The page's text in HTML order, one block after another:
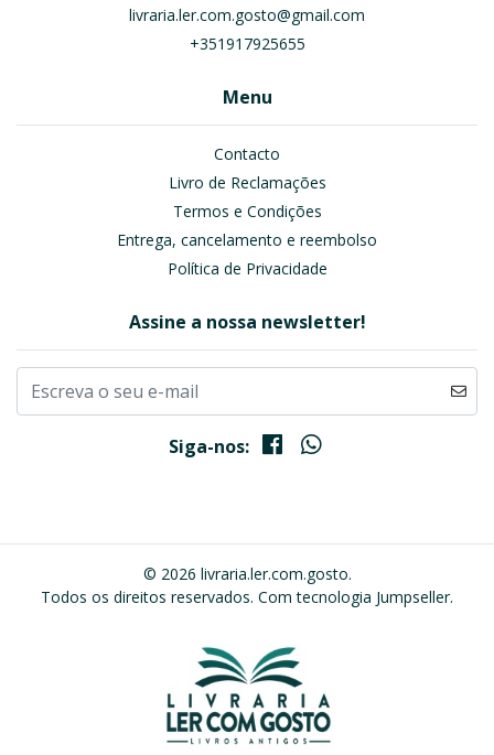
livraria.ler.com.gosto@gmail.com
+351917925655
Menu
Contacto
Livro de Reclamações
Termos e Condições
Entrega, cancelamento e reembolso
Política de Privacidade
Assine a nossa newsletter!
Siga-nos:
© 2026 livraria.ler.com.gosto.
Todos os direitos reservados. Com tecnologia Jumpseller.